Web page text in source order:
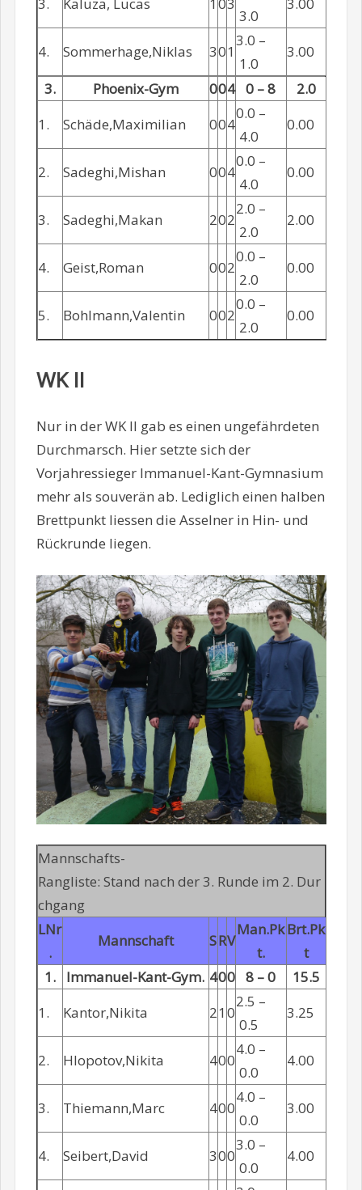
3. Kaluza, Lucas 1 03
3.0
3.00
4. Sommerhage,Niklas 301
3.0 –
1.0
3.00
3.
Phoenix-Gym 004 0 – 8
2.0
1.
Schäde,Maximilian 004
0.0 –
4.0
0.00
2. Sadeghi,Mishan 004
0.0 –
4.0
0.00
3. Sadeghi,Makan 202
2.0 –
2.0
2.00
4. Geist,Roman 002
0.0 –
2.0
0.00
5. Bohlmann,Valentin 002
0.0 –
2.0
0.00
WK II
Nur in der WK II gab es einen ungefährdeten
Durchmarsch. Hier setzte sich der
Vorjahressieger Immanuel-Kant-Gymnasium
mehr als souverän ab. Lediglich einen halben
Brettpunkt liessen die Asselner in Hin- und
Rückrunde liegen.
Mannschafts-
Rangliste: Stand nach der 3. Runde im 2. Dur
chgang
LNr
.
Mannschaft SRV
Man.Pk
t.
Brt.Pk
t
1.
Immanuel-Kant-Gym. 400 8 – 0
15.5
1.
Kantor,Nikita 210
2.5 –
0.5
3.25
2. Hlopotov,Nikita 400
4.0 –
0.0
4.00
3. Thiemann,Marc 400
4.0 –
0.0
3.00
4. Seibert,David 300
3.0 –
0.0
4.00